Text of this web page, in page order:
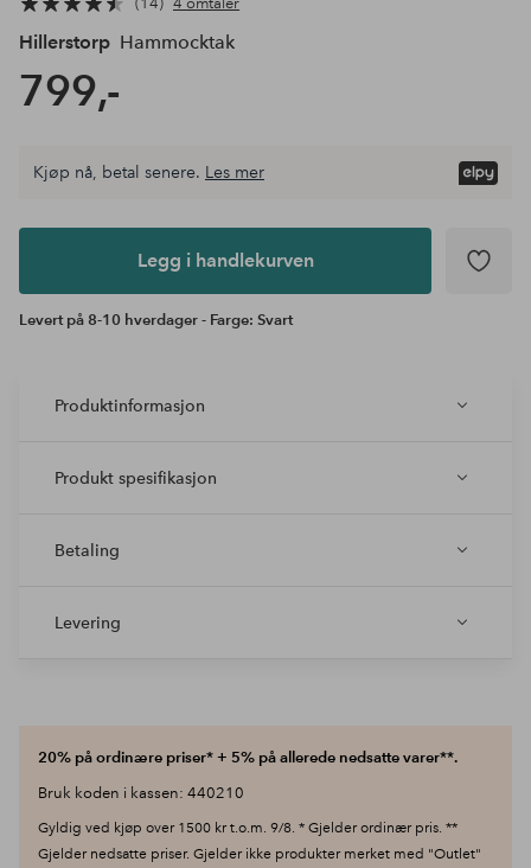
Hillerstorp Hammocktak
799,-
Legg i
Kjøp nå, betal senere. Les mer
Legg i handlekurven
Levert på 8-10 hverdager - Farge: Svart
Produktinformasjon
Produkt spesifikasjon
Betaling
Levering
20% på ordinære priser* + 5% på allerede nedsatte varer**.
Bruk koden i kassen: 440210
Gyldig ved kjøp over 1500 kr t.o.m. 9/8. * Gjelder ordinær pris. **
Gjelder nedsatte priser. Gjelder ikke produkter merket med "Outlet"